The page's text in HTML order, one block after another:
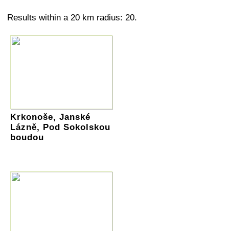
Results within a 20 km radius: 20.
Krkonoše, Janské
Lázně, Pod Sokolskou
boudou